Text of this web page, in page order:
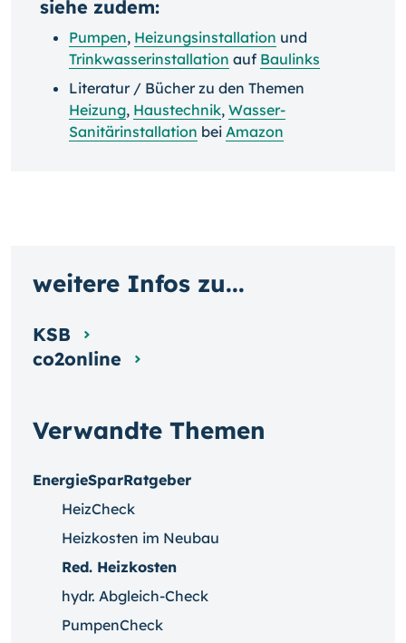
siehe zudem:
Pumpen, Heizungsinstallation und
Trinkwasserinstallation auf Baulinks
Literatur / Bücher zu den Themen
Heizung, Haustechnik, Wasser-
Sanitärinstallation bei Amazon
Verwandte Themen
EnergieSparRatgeber
HeizCheck
Heizkosten im Neubau
Red. Heizkosten
hydr. Abgleich-Check
PumpenCheck
weitere Infos zu...
KSB
co2online